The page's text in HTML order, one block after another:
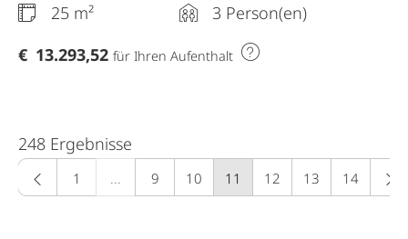
25 m²
3 Person(en)
€ 13.293,52 für Ihren Aufenthalt
248 Ergebnisse
1 9 10 11 (aktuelle seite)
12 13 14